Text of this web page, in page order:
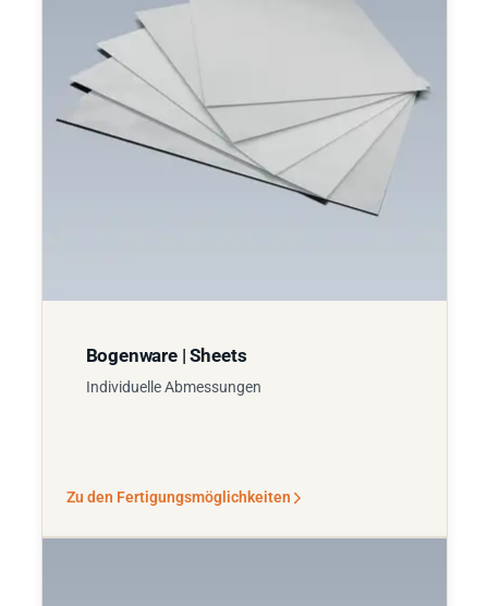
Bogenware | Sheets
Individuelle Abmessungen
Zu den Fertigungsmöglichkeiten